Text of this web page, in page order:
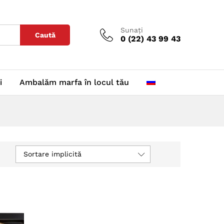
Caută
Sunați
0 (22) 43 99 43
Ambalăm marfa în locul tău
Sortare implicită